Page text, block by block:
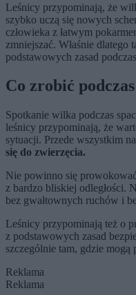
Leśnicy przypominają, że
szybko uczą się nowych
człowieka z łatwym
zmniejszać. Właśnie dlatego
podstawowych zasad
Co zrobić
Spotkanie wilka podczas
leśnicy przypominają, że
sytuacji. Przede wszystkim
się do zwierzęcia.
Nie powinno się
z bardzo bliskiej odległości.
bez gwałtownych ruchów i
Leśnicy przypominają też o
z podstawowych zasad
szczególnie tam, gdzie
Reklama
Reklama